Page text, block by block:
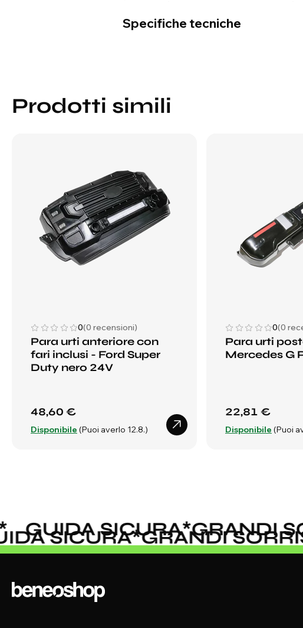
Specifiche tecniche
Prodotti simili
0(0 recensioni)
Para urti anteriore con
fari inclusi - Ford Super
Duty nero 24V
48,60 €
Disponibile (Puoi averlo 12.8.)
0(0
Para urti
Mercedes G
22,81 €
Disponibile (Puoi
GUIDA SICURA*GRANDI
SICURA*GRANDI